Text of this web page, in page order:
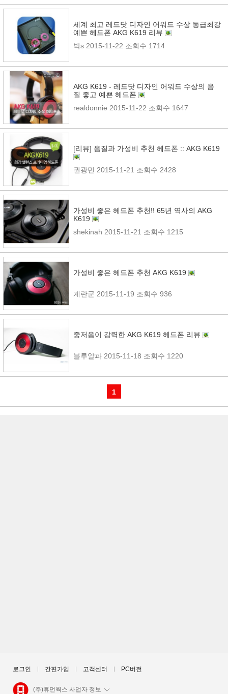
세계 최고 레드닷 디자인 어워드 수상 동급최강
예쁜 헤드폰 AKG K619 리뷰
박s 2015-11-22 조회수 1714
AKG K619 - 레드닷 디자인 어워드 수상의 음
질 좋고 예쁜 헤드폰
realdonnie 2015-11-22 조회수 1647
[리뷰] 음질과 가성비 추천 헤드폰 :: AKG K619
권광민 2015-11-21 조회수 2428
가성비 좋은 헤드폰 추천!! 65년 역사의 AKG
K619
shekinah 2015-11-21 조회수 1215
가성비 좋은 헤드폰 추천 AKG K619
계란군 2015-11-19 조회수 936
중저음이 강력한 AKG K619 헤드폰 리뷰
블루알파 2015-11-18 조회수 1220
1
로그인 간편가입 고객센터 PC버전
(주)휴먼웍스 사업자 정보